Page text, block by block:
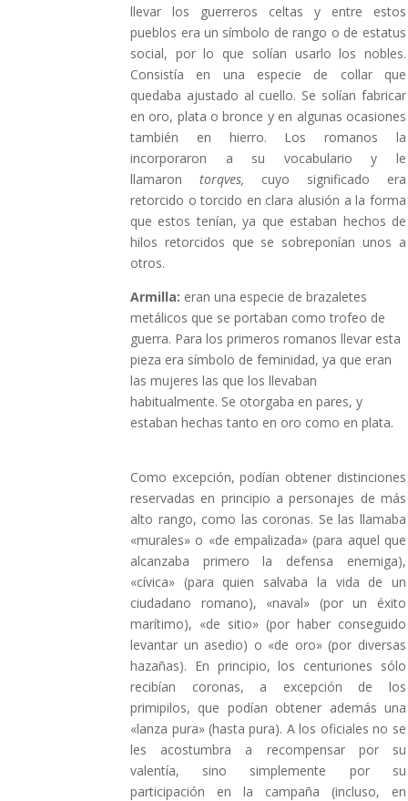
llevar los guerreros celtas y entre estos
pueblos era un símbolo de rango o de estatus
social, por lo que solían usarlo los nobles.
Consistía en una especie de collar que
quedaba ajustado al cuello. Se solían fabricar
en oro, plata o bronce y en algunas ocasiones
también en hierro. Los romanos la
incorporaron a su vocabulario y le
llamarontorqves, cuyo significado era
retorcido o torcido en clara alusión a la forma
que estos tenían, ya que estaban hechos de
hilos retorcidos que se sobreponían unos a
otros.
Armilla: eran una especie de brazaletes
metálicos que se portaban como trofeo de
guerra. Para los primeros romanos llevar esta
pieza era símbolo de feminidad, ya que eran
las mujeres las que los llevaban
habitualmente. Se otorgaba en pares, y
estaban hechas tanto en oro como en plata.
Como excepción, podían obtener distinciones
reservadas en principio a personajes de más
alto rango, como las coronas. Se las llamaba
«murales» o «de empalizada» (para aquel que
alcanzaba primero la defensa enemiga),
«cívica» (para quien salvaba la vida de un
ciudadano romano), «naval» (por un éxito
marítimo), «de sitio» (por haber conseguido
levantar un asedio) o «de oro» (por diversas
hazañas). En principio, los centuriones sólo
recibían coronas, a excepción de los
primipilos, que podían obtener además una
«lanza pura» (hasta pura). A los oficiales no se
les acostumbra a recompensar por su
valentía, sino simplemente por su
participación en la campaña (incluso, en